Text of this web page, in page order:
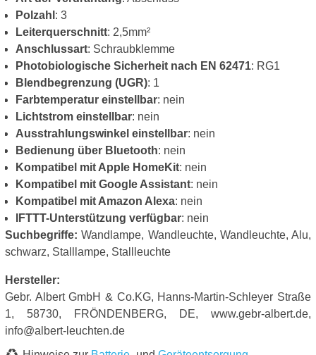
Polzahl : 3
Leiterquerschnitt: 2,5mm²
Anschlussart: Schraubklemme
Photobiologische Sicherheit nach EN 62471: RG1
Blendbegrenzung (UGR): 1
Farbtemperatur einstellbar: nein
Lichtstrom einstellbar: nein
Ausstrahlungswinkel einstellbar: nein
Bedienung über Bluetooth: nein
Kompatibel mit Apple HomeKit: nein
Kompatibel mit Google Assistant: nein
Kompatibel mit Amazon Alexa: nein
IFTTT-Unterstützung verfügbar: nein
Suchbegriffe: Wandlampe, Wandleuchte, Wandleuchte, Alu,
schwarz, Stalllampe, Stallleuchte
Hersteller:
Gebr. Albert GmbH & Co.KG, Hanns-Martin-Schleyer Straße
1, 58730, FRÖNDENBERG, DE, www.gebr-albert.de,
info@albert-leuchten.de